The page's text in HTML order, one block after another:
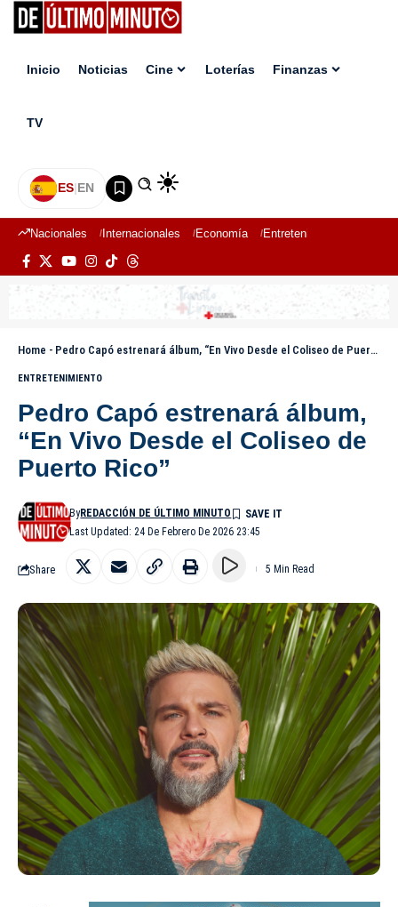
Inicio Noticias Cine Loterías Finanzas
TV
ES|EN
Nacionales Internacionales Economía Entretenimiento
Home - Pedro Capó estrenará álbum, “En Vivo Desde el Coliseo de Puerto Rico”
ENTRETENIMIENTO
Pedro Capó estrenará álbum,
“En Vivo Desde el Coliseo de
Puerto Rico”
Last Updated: 24 De Febrero De 2026 23:45
ByREDACCIÓN DE ÚLTIMO MINUTO
Share 5 Min Read